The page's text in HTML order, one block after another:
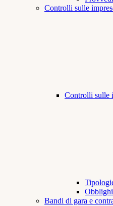
Controlli sulle
Controlli sulle
Bandi di gara e